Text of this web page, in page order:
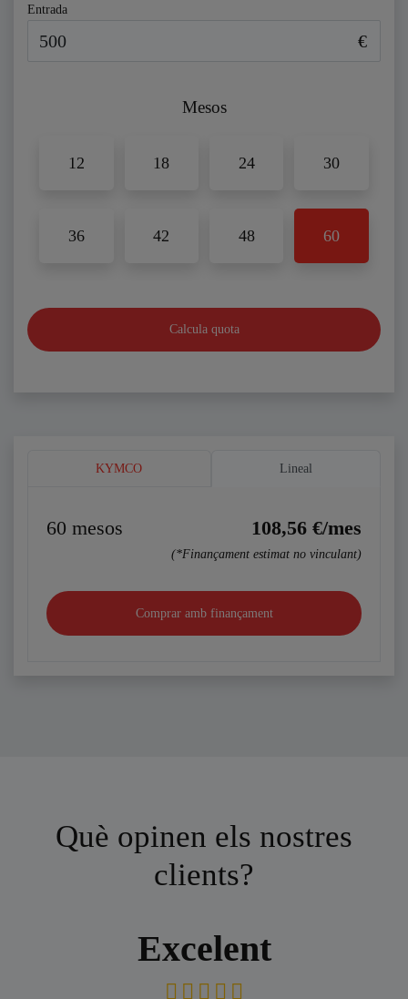
Entrada
€
Mesos
12 18 24 30
36 42 48 60
Calcula quota
KYMCO Lineal
60 mesos 108,56 €/mes
(*Finançament estimat no vinculant)
Comprar amb finançament
Què opinen els nostres
clients?
Excelent